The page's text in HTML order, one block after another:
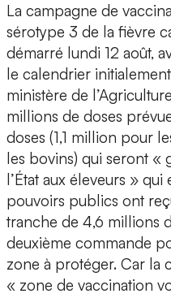
La campagne de
sérotype 3 de la fièvre
démarré lundi 12 août,
le calendrier
ministère de
millions de doses
doses (1,1 million pour
les bovins) qui seront «
l’État aux éleveurs »
pouvoirs publics ont
tranche de 4,6 millions
deuxième commande
zone à protéger. Car la
« zone de vaccination